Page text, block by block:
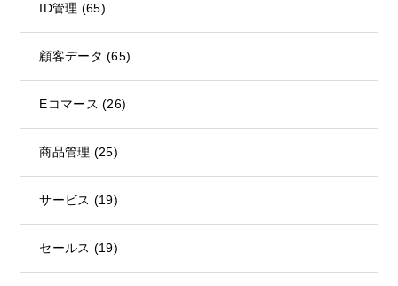
ID管理 (65)
顧客データ(65)
Eコマース(26)
商品管理 (25)
サービス (19)
セールス (19)